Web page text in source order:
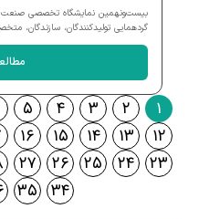
بیست‌ونهمین نمایشگاه تخصصی صنعت
گردهمایی تولیدکنندگان، سازندگان،
۱ ۲ ۳ ۴ ۵
۱۲
۱۳ ۱۴ ۱۵ ۱۶
۲۳
۲۴ ۲۵ ۲۶ ۲۷
۳۴ ۳۵